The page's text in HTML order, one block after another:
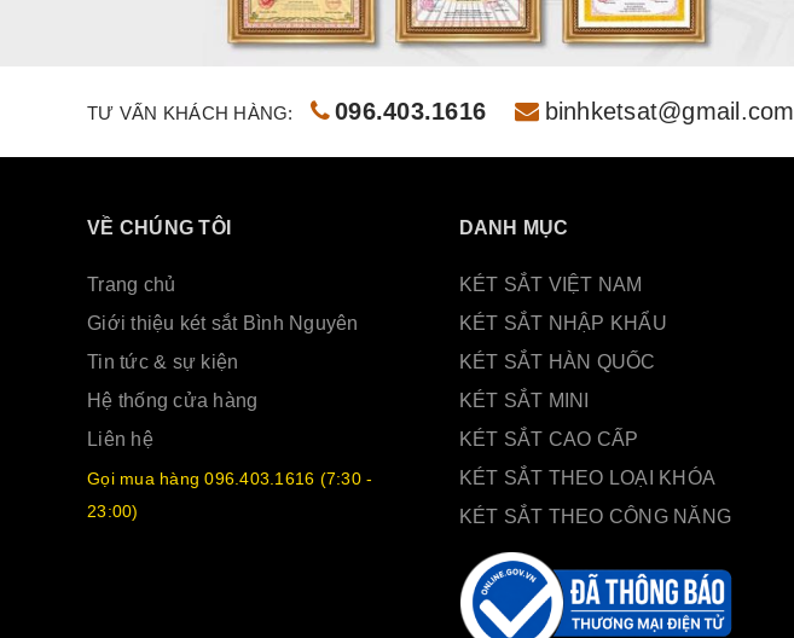
TƯ VẤN KHÁCH HÀNG: 096.403.1616 binhketsat@gmail.com
VỀ CHÚNG TÔI
Trang chủ
Giới thiệu két sắt Bình Nguyên
Tin tức & sự kiện
Hệ thống cửa hàng
Liên hệ
Gọi mua hàng 096.403.1616 (7:30 -
23:00)
DANH MỤC
KÉT SẮT VIỆT NAM
KÉT SẮT NHẬP KHẨU
KÉT SẮT HÀN QUỐC
KÉT SẮT MINI
KÉT SẮT CAO CẤP
KÉT SẮT THEO LOẠI KHÓA
KÉT SẮT THEO CÔNG NĂNG